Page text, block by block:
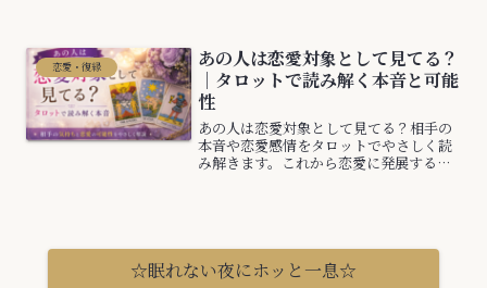
ょう。
恋愛・復縁
あの人は恋愛対象として見てる？
｜タロットで読み解く本音と可能
性
あの人は恋愛対象として見てる？相手の
本音や恋愛感情をタロットでやさしく読
み解きます。これから恋愛に発展する可
☆眠れない夜にホッと一息☆